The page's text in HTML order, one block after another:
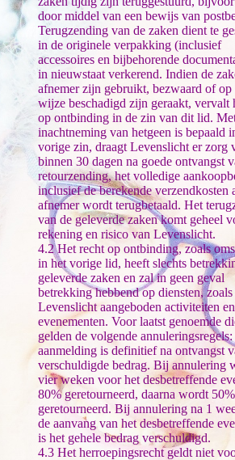
door middel van een bewijs van
Terugzending van de zaken dient te
in de originele verpakking (inclusief
accessoires en bijbehorende
in nieuwstaat verkerend. Indien de
afnemer zijn gebruikt, bezwaard of op
wijze beschadigd zijn geraakt, vervalt
op ontbinding in de zin van dit lid.
inachtneming van hetgeen is bepaald
vorige zin, draagt Levenslicht er zorg
binnen 30 dagen na goede ontvangst
retourzending, het volledige
inclusief de berekende verzendkosten
afnemer wordt terugbetaald. Het
van de geleverde zaken komt geheel
rekening en risico van Levenslicht.
4.2 Het recht op ontbinding, zoals
in het vorige lid, heeft slechts
geleverde zaken en zal in geen geval
betrekking hebbend op diensten,
Levenslicht aangeboden activiteiten en
evenementen. Voor laatst genoemde
gelden de volgende
aanmelding is definitief na ontvangst
verschuldigde bedrag. Bij annulering
vier weken voor het desbetreffende
80% geretourneerd, daarna wordt 50%
geretourneerd. Bij annulering na 1
de aanvang van het desbetreffende
is het gehele bedrag verschuldigd.
4.3 Het herroepingsrecht geldt niet